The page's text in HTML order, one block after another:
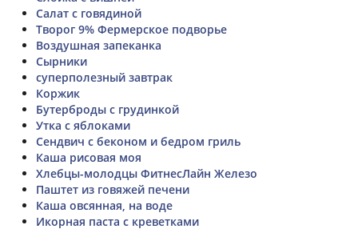
Салат с говядиной
Творог 9% Фермерское подворье
Воздушная запеканка
Сырники
суперполезный завтрак
Коржик
Бутерброды с грудинкой
Утка с яблоками
Сендвич с беконом и бедром гриль
Каша рисовая моя
Хлебцы-молодцы ФитнесЛайн Железо
Паштет из говяжей печени
Каша овсянная, на воде
Икорная паста с креветками